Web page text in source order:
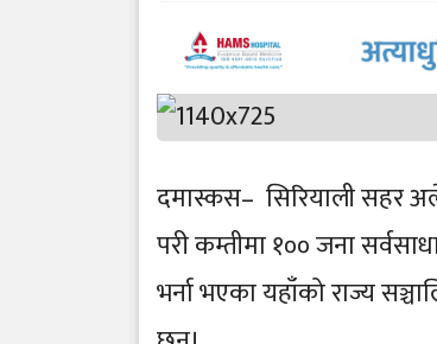
दमास्कस– सिरियाली सहर
परी कम्तीमा १०० जना
भर्ना भएका यहाँको राज्य